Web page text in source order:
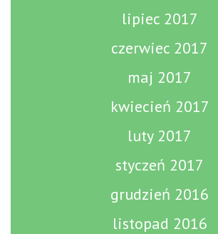
lipiec 2017
czerwiec 2017
maj 2017
kwiecień 2017
luty 2017
styczeń 2017
grudzień 2016
listopad 2016